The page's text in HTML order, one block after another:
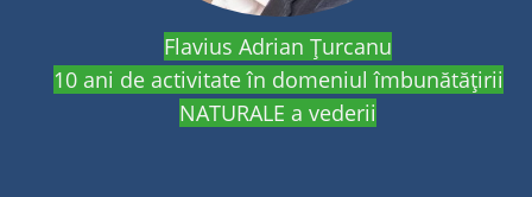
Flavius Adrian Țurcanu
10 ani de activitate în domeniul îmbunătățirii
NATURALE a vederii